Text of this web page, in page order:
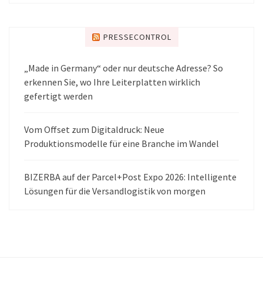
PRESSECONTROL
„Made in Germany“ oder nur deutsche Adresse? So
erkennen Sie, wo Ihre Leiterplatten wirklich
gefertigt werden
Vom Offset zum Digitaldruck: Neue
Produktionsmodelle für eine Branche im Wandel
BIZERBA auf der Parcel+Post Expo 2026: Intelligente
Lösungen für die Versandlogistik von morgen